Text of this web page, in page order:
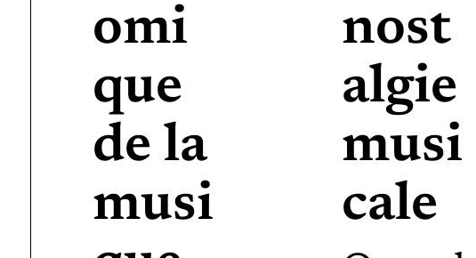
omi
que
de la
musi
nost
algie
musi
cale